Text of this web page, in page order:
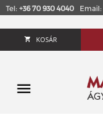
Tel: +36 70 930 4040 Email:
KOSÁR